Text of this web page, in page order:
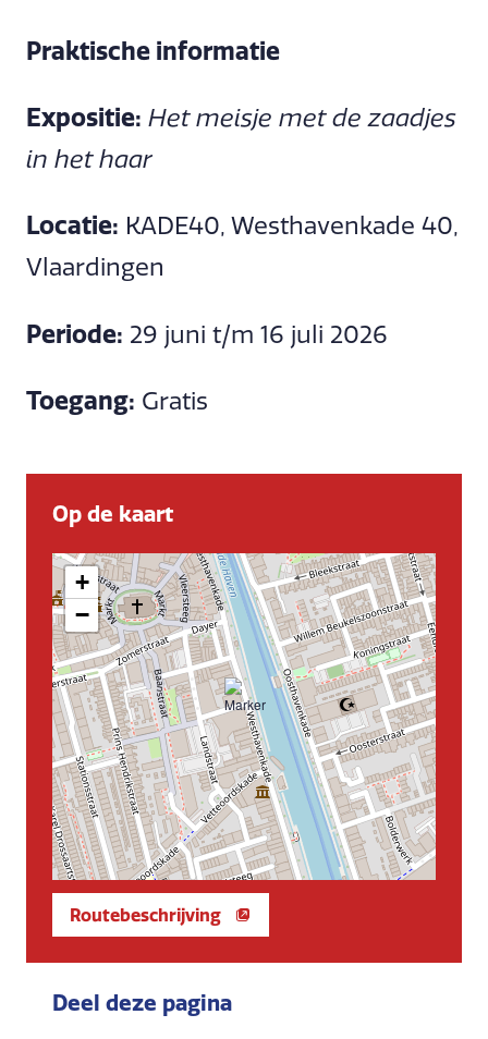
Praktische informatie
Expositie: Het meisje met de zaadjes
in het haar
Locatie: KADE40, Westhavenkade 40,
Vlaardingen
Periode: 29 juni t/m 16 juli 2026
Toegang: Gratis
Op de kaart
+
−
Routebeschrijving
Deel deze pagina